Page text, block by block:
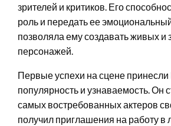
зрителей и критиков. Его
роль и передать ее
позволяла ему создавать живых
персонажей.
Первые успехи на сцене
популярность и узнаваемость. Он
самых востребованных актеров
получил приглашения на работу в